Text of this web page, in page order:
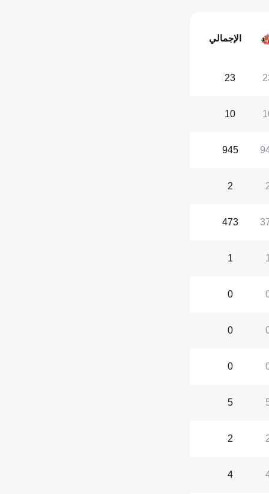
الإجمالي
23
10
945
2
473
1
1
0
0
0
5
2
4